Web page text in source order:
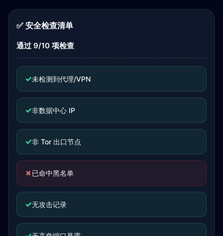
✅ 安全检查清单
通过 9/10 项检查
✓未检测到代理/VPN
✓非数据中心 IP
✓非 Tor 出口节点
✗已命中黑名单
✓无攻击记录